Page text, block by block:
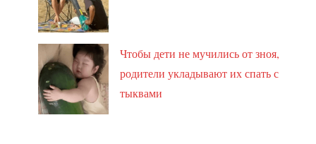
Чтобы дети не мучились от зноя,
родители укладывают их спать с
тыквами